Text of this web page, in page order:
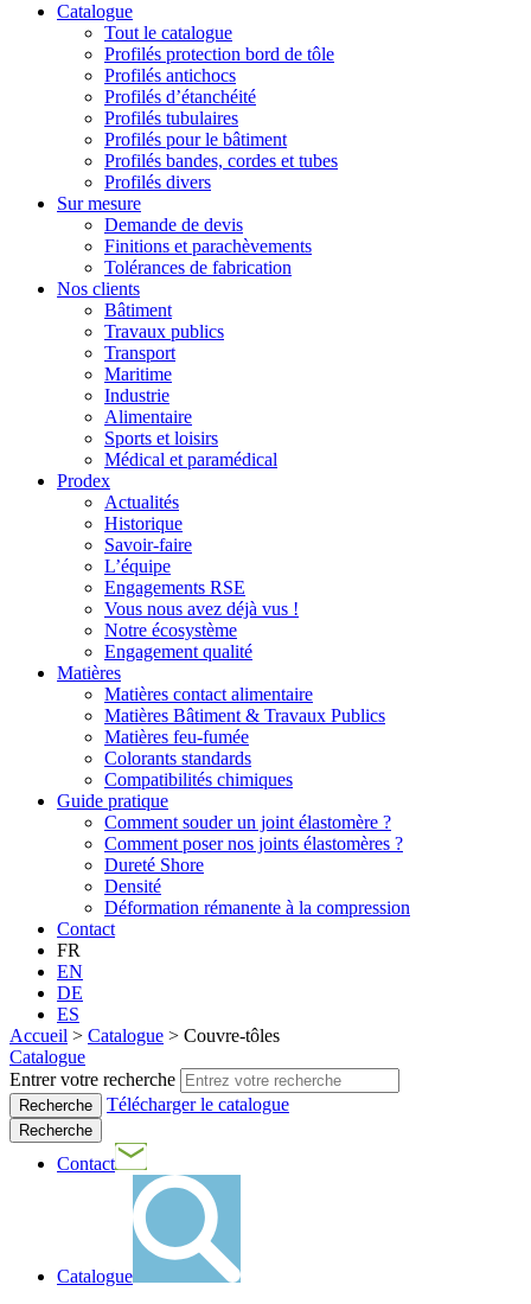
Catalogue
Tout le catalogue
Profilés protection bord de tôle
Profilés antichocs
Profilés d’étanchéité
Profilés tubulaires
Profilés pour le bâtiment
Profilés bandes, cordes et tubes
Profilés divers
Sur mesure
Demande de devis
Finitions et parachèvements
Tolérances de fabrication
Nos clients
Bâtiment
Travaux publics
Transport
Maritime
Industrie
Alimentaire
Sports et loisirs
Médical et paramédical
Prodex
Actualités
Historique
Savoir-faire
L’équipe
Engagements RSE
Vous nous avez déjà vus !
Notre écosystème
Engagement qualité
Matières
Matières contact alimentaire
Matières Bâtiment & Travaux Publics
Matières feu-fumée
Colorants standards
Compatibilités chimiques
Guide pratique
Comment souder un joint élastomère ?
Comment poser nos joints élastomères ?
Dureté Shore
Densité
Déformation rémanente à la compression
Contact
FR
EN
DE
ES
Accueil > Catalogue > Couvre-tôles
Catalogue
Entrer votre recherche
Télécharger le catalogue
Recherche
Contact
Catalogue